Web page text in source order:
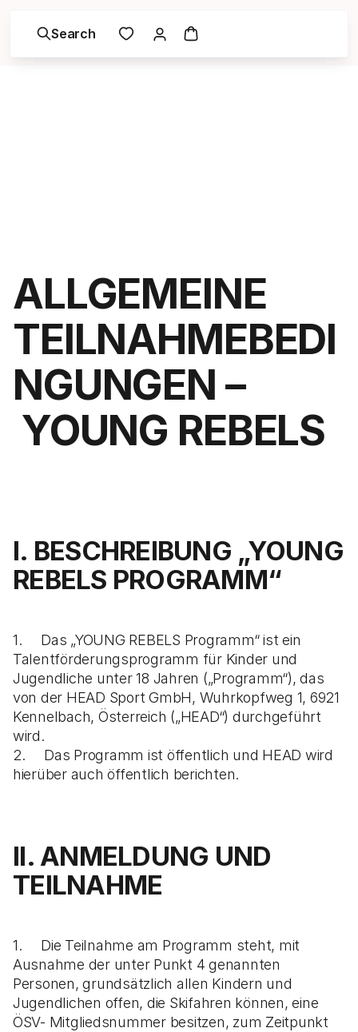
Search
ALLGEMEINE
TEILNAHMEBEDI
NGUNGEN –
YOUNG REBELS
I. BESCHREIBUNG „YOUNG
REBELS PROGRAMM“
1. Das „YOUNG REBELS Programm“ ist ein
Talentförderungsprogramm für Kinder und
Jugendliche unter 18 Jahren („Programm“), das
von der HEAD Sport GmbH, Wuhrkopfweg 1, 6921
Kennelbach, Österreich („HEAD“) durchgeführt
wird.
2. Das Programm ist öffentlich und HEAD wird
hierüber auch öffentlich berichten.
II. ANMELDUNG UND
TEILNAHME
1. Die Teilnahme am Programm steht, mit
Ausnahme der unter Punkt 4 genannten
Personen, grundsätzlich allen Kindern und
Jugendlichen offen, die Skifahren können, eine
ÖSV- Mitgliedsnummer besitzen, zum Zeitpunkt